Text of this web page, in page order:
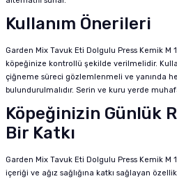
Kullanım Önerileri
Garden Mix Tavuk Eti Dolgulu Press Kemik M
köpeğinize kontrollü şekilde verilmelidir.
çiğneme süreci gözlemlenmeli ve yanında
bulundurulmalıdır. Serin ve kuru yerde
Köpeğinizin Günlük
Bir Katkı
Garden Mix Tavuk Eti Dolgulu Press Kemik M
içeriği ve ağız sağlığına katkı sağlayan